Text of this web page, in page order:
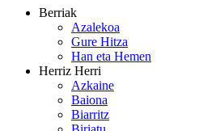
Berriak
Azalekoa
Gure Hitza
Han eta Hemen
Herriz Herri
Azkaine
Baiona
Biarritz